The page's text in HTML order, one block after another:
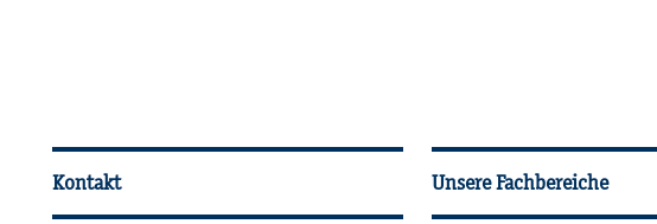
Wei­ter­füh­ren­de In­for­ma­tio­nen
Kontakt Unsere Fachbereiche